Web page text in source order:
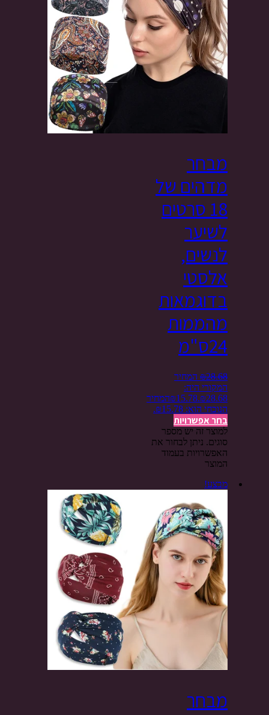
מבחר
מדהים של
18 סרטים
לשיער
לנשים,
אלסטי
בדוגמאות
מהממות
24ס"מ
₪28.68
המחיר
המקורי היה:
₪28.68.
₪15.78
המחיר
הנוכחי הוא: ₪15.78.
בחר אפשרויות
למוצר זה יש מספר
סוגים. ניתן לבחור את
האפשרויות בעמוד
המוצר
מבצע!
מבחר